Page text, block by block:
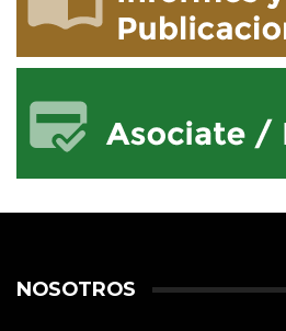
NOSOTROS